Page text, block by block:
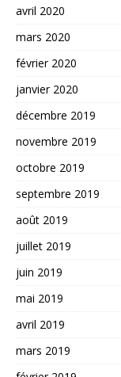
avril 2020
mars 2020
février 2020
janvier 2020
décembre 2019
novembre 2019
octobre 2019
septembre 2019
août 2019
juillet 2019
juin 2019
mai 2019
avril 2019
mars 2019